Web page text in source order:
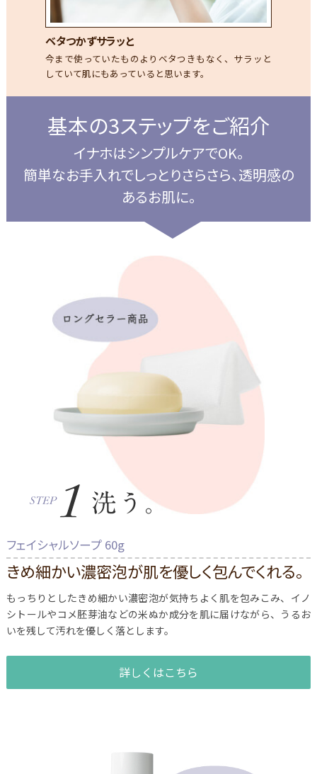
ベタつかずサラッと
今まで使っていたものよりベタつきもなく、サラッと
していて肌にもあっていると思います。
基本の3ステップをご紹介
イナホはシンプルケアでOK。
簡単なお手入れでしっとりさらさら、透明感の
あるお肌に。
フェイシャルソープ 60g
きめ細かい濃密泡が肌を優しく包んでくれる。
もっちりとしたきめ細かい濃密泡が気持ちよく肌を包みこみ、イノ
シトールやコメ胚芽油などの米ぬか成分を肌に届けながら、うるお
いを残して汚れを優しく落とします。
詳しくはこちら